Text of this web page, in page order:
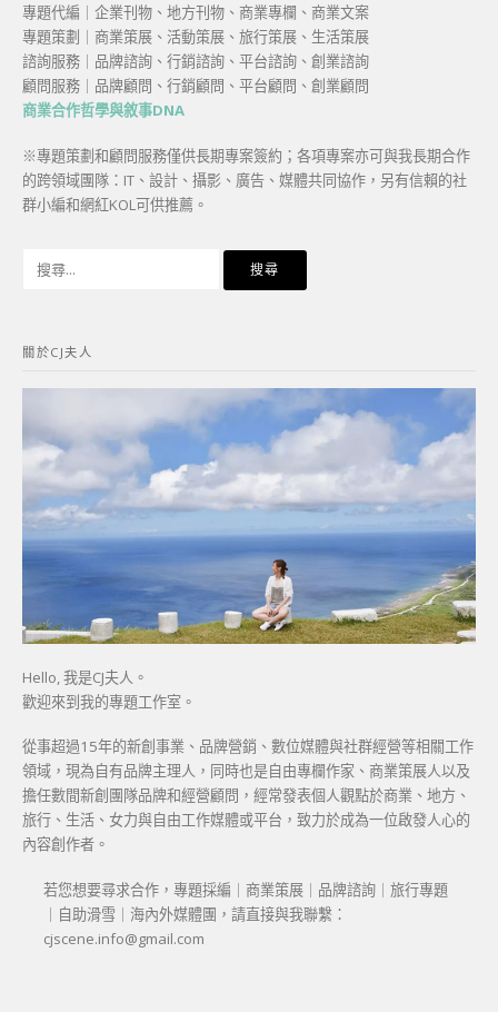
專題代編｜企業刊物、地方刊物、商業專欄、商業文案
專題策劃｜商業策展、活動策展、旅行策展、生活策展
諮詢服務｜品牌諮詢、行銷諮詢、平台諮詢、創業諮詢
顧問服務｜品牌顧問、行銷顧問、平台顧問、創業顧問
商業合作哲學與敘事DNA
※專題策劃和顧問服務僅供長期專案簽約；各項專案亦可與我長期合作
的跨領域團隊：IT、設計、攝影、廣告、媒體共同協作，另有信賴的社
群小編和網紅KOL可供推薦。
字:
關於CJ夫人
Hello, 我是CJ夫人。
歡迎來到我的專題工作室。
從事超過15年的新創事業、品牌營銷、數位媒體與社群經營等相關工作
領域，現為自有品牌主理人，同時也是自由專欄作家、商業策展人以及
擔任數間新創團隊品牌和經營顧問，經常發表個人觀點於商業、地方、
旅行、生活、女力與自由工作媒體或平台，致力於成為一位啟發人心的
內容創作者。
若您想要尋求合作，專題採編｜商業策展｜品牌諮詢｜旅行專題
｜自助滑雪｜海內外媒體團，請直接與我聯繫：
cjscene.info@gmail.com